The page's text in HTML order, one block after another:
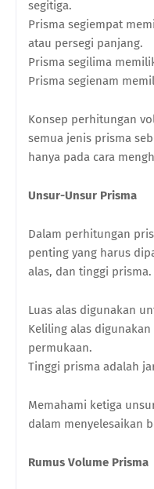
segitiga.
Prisma segiempat
atau persegi panjang.
Prisma segilima
Prisma segienam
Konsep perhitungan
semua jenis prisma
hanya pada cara
Unsur-Unsur Prisma
Dalam perhitungan
penting yang harus
alas, dan tinggi prisma.
Luas alas digunakan
Keliling alas
permukaan.
Tinggi prisma adalah
Memahami ketiga
dalam menyelesaikan
Rumus Volume Prisma